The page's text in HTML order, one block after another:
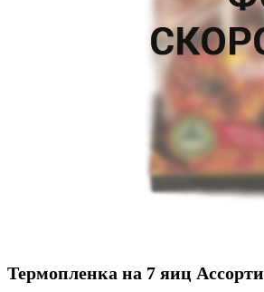
Термопленка на 7 яиц Ассорти